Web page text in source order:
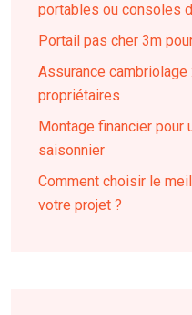
portables ou consoles
Portail pas cher 3m
Assurance
propriétaires
Montage financier
saisonnier
Comment choisir le
votre projet ?